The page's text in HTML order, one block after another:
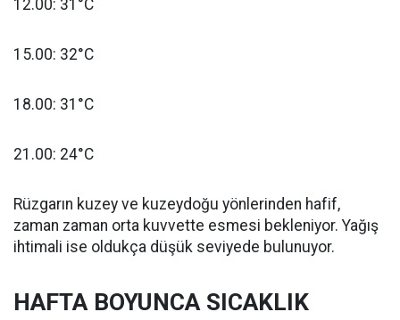
12.00: 31°C
15.00: 32°C
18.00: 31°C
21.00: 24°C
Rüzgarın kuzey ve kuzeydoğu yönlerinden hafif,
zaman zaman orta kuvvette esmesi bekleniyor. Yağış
ihtimali ise oldukça düşük seviyede bulunuyor.
HAFTA BOYUNCA SICAKLIK